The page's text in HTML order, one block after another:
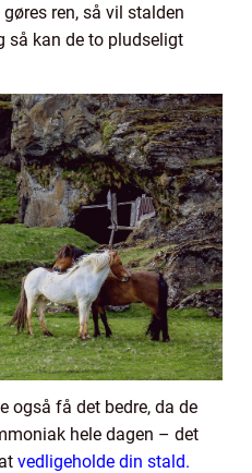
ren, så vil stalden
så kan de to pludseligt
også få det bedre, da de
hele dagen – det
vedligeholde din stald.